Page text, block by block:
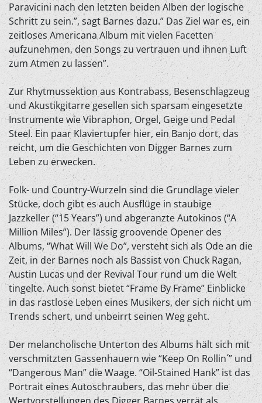
Paravicini nach den letzten beiden Alben der logische
Schritt zu sein.”, sagt Barnes dazu.” Das Ziel war es, ein
zeitloses Americana Album mit vielen Facetten
aufzunehmen, den Songs zu vertrauen und ihnen Luft
zum Atmen zu lassen”.
Zur Rhytmussektion aus Kontrabass, Besenschlagzeug
und Akustikgitarre gesellen sich sparsam eingesetzte
Instrumente wie Vibraphon, Orgel, Geige und Pedal
Steel. Ein paar Klaviertupfer hier, ein Banjo dort, das
reicht, um die Geschichten von Digger Barnes zum
Leben zu erwecken.
Folk- und Country-Wurzeln sind die Grundlage vieler
Stücke, doch gibt es auch Ausflüge in staubige
Jazzkeller (“15 Years”) und abgeranzte Autokinos (“A
Million Miles”). Der lässig groovende Opener des
Albums, “What Will We Do”, versteht sich als Ode an die
Zeit, in der Barnes noch als Bassist von Chuck Ragan,
Austin Lucas und der Revival Tour rund um die Welt
tingelte. Auch sonst bietet “Frame By Frame” Einblicke
in das rastlose Leben eines Musikers, der sich nicht um
Trends schert, und unbeirrt seinen Weg geht.
Der melancholische Unterton des Albums hält sich mit
verschmitzten Gassenhauern wie “Keep On Rollin´” und
“Dangerous Man” die Waage. “Oil-Stained Hank” ist das
Portrait eines Autoschraubers, das mehr über die